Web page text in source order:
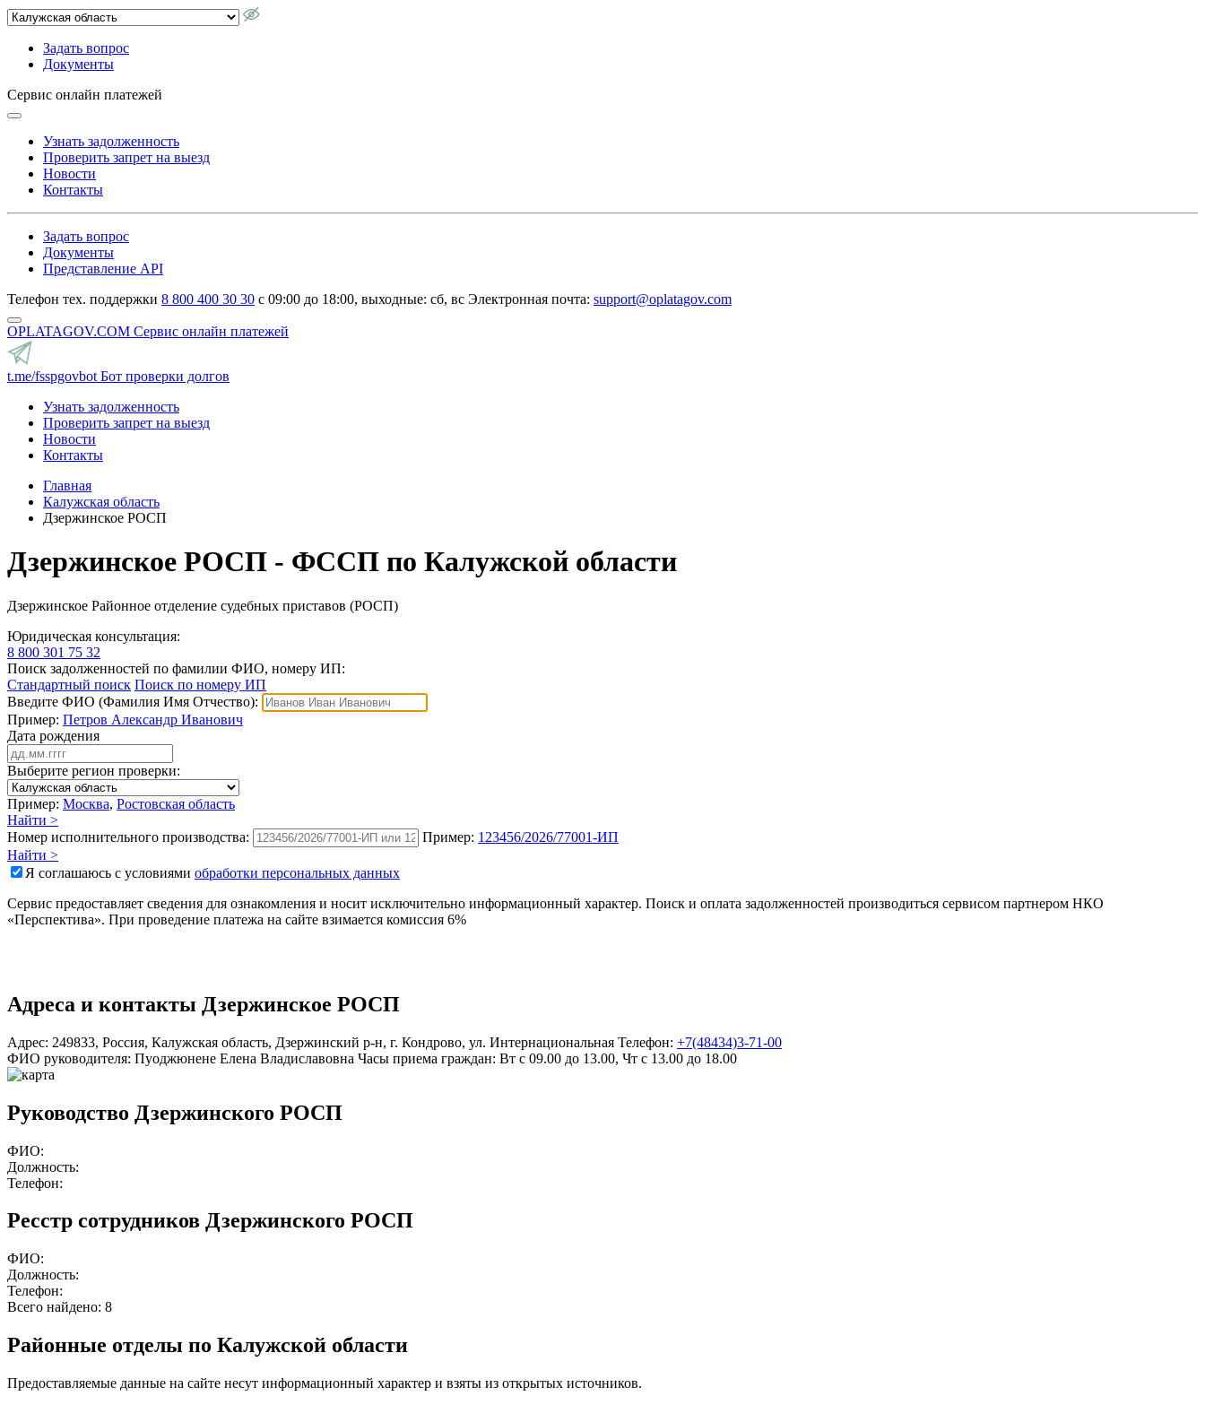
Задать вопрос
Документы
Сервис онлайн платежей
Узнать задолженность
Проверить запрет на выезд
Новости
Контакты
Задать вопрос
Документы
Представление API
Телефон тех. поддержки 8 800 400 30 30 с 09:00 до 18:00, выходные: сб, вс Электронная почта: support@oplatagov.com
OPLATAGOV.COM Сервис онлайн платежей
t.me/fsspgovbot Бот проверки долгов
Узнать задолженность
Проверить запрет на выезд
Новости
Контакты
Главная
Калужская область
Дзержинское РОСП
Дзержинское РОСП - ФССП по Калужской области
Дзержинское Районное отделение судебных приставов (РОСП)
Юридическая консультация:
8 800 301 75 32
Поиск задолженностей по фамилии ФИО, номеру ИП:
Стандартный поиск Поиск по номеру ИП
Введите ФИО (Фамилия Имя Отчество):
Пример: Петров Александр Иванович
Дата рождения
Выберите регион проверки:
Пример: Москва, Ростовская область
Найти >
Номер исполнительного производства:
Пример: 123456/2026/77001-ИП
Найти >
Я соглашаюсь с условиями обработки персональных данных
Сервис предоставляет сведения для ознакомления и носит исключительно информационный характер. Поиск и оплата задолженностей производиться сервисом партнером НКО
«Перспектива». При проведение платежа на сайте взимается комиссия 6%
Адреса и контакты Дзержинское РОСП
Адрес: 249833, Россия, Калужская область, Дзержинский р-н, г. Кондрово, ул. Интернациональная Телефон: +7(48434)3-71-00
ФИО руководителя: Пуоджюнене Елена Владиславовна Часы приема граждан: Вт с 09.00 до 13.00, Чт с 13.00 до 18.00
Руководство Дзержинского РОСП
ФИО:
Должность:
Телефон:
Ресстр сотрудников Дзержинского РОСП
ФИО:
Должность:
Телефон:
Всего найдено: 8
Районные отделы по Калужской области
Предоставляемые данные на сайте несут информационный характер и взяты из открытых источников.